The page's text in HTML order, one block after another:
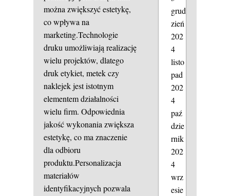
można zwiększyć estetykę,
co wpływa na
marketing.Technologie
druku umożliwiają realizację
wielu projektów, dlatego
druk etykiet, metek czy
naklejek jest istotnym
elementem działalności
wielu firm. Odpowiednia
jakość wykonania zwiększa
estetykę, co ma znaczenie
dla odbioru
produktu.Personalizacja
materiałów
identyfikacyjnych pozwala
grud
zień
202
4
listo
pad
202
4
paź
dzie
rnik
202
4
wrz
esie